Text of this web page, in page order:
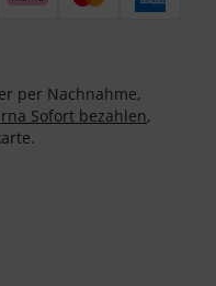
per Nachnahme,
Sofort bezahlen,